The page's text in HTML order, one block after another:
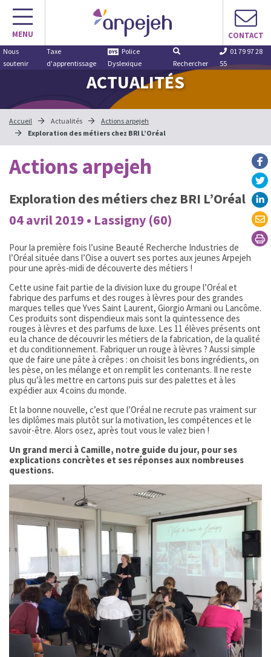
Aller
contenu
MENU CONTACT
Nous
soutenir
Taxe
d'apprentissage
Police
Dyslexique
Rechercher
01 79 97 28
55
ACTUALITÉS
Accueil Actualités
Actions arpejeh
Exploration des métiers chez BRI L’Oréal
Actions arpejeh
Exploration des métiers chez BRI L’Oréal
04 avril 2019 • Lassigny (60)
Pour la première fois l’usine Beauté Recherche Industries de
l’Oréal située dans l’Oise a ouvert ses portes aux jeunes Arpejeh
pour une après-midi de découverte des métiers !
Cette usine fait partie de la division luxe du groupe l’Oréal et
fabrique des parfums et des rouges à lèvres pour des grandes
marques telles que Yves Saint Laurent, Giorgio Armani ou Lancôme.
Ces produits sont dispendieux mais sont la quintessence des
rouges à lèvres et des parfums de luxe. Les 11 élèves présents ont
eu la chance de découvrir les métiers de la fabrication, de la qualité
et du conditionnement. Fabriquer un rouge à lèvres ? Aussi simple
que de faire une pâte à crêpes : on choisit les bons ingrédients, on
les pèse, on les mélange et on remplit les contenants. Il ne reste
plus qu’à les mettre en cartons puis sur des palettes et à les
expédier aux 4 coins du monde.
Et la bonne nouvelle, c’est que l’Oréal ne recrute pas vraiment sur
les diplômes mais plutôt sur la motivation, les compétences et le
savoir-être. Alors osez, après tout vous le valez bien !
Un grand merci à Camille, notre guide du jour, pour ses
explications concrètes et ses réponses aux nombreuses
questions.